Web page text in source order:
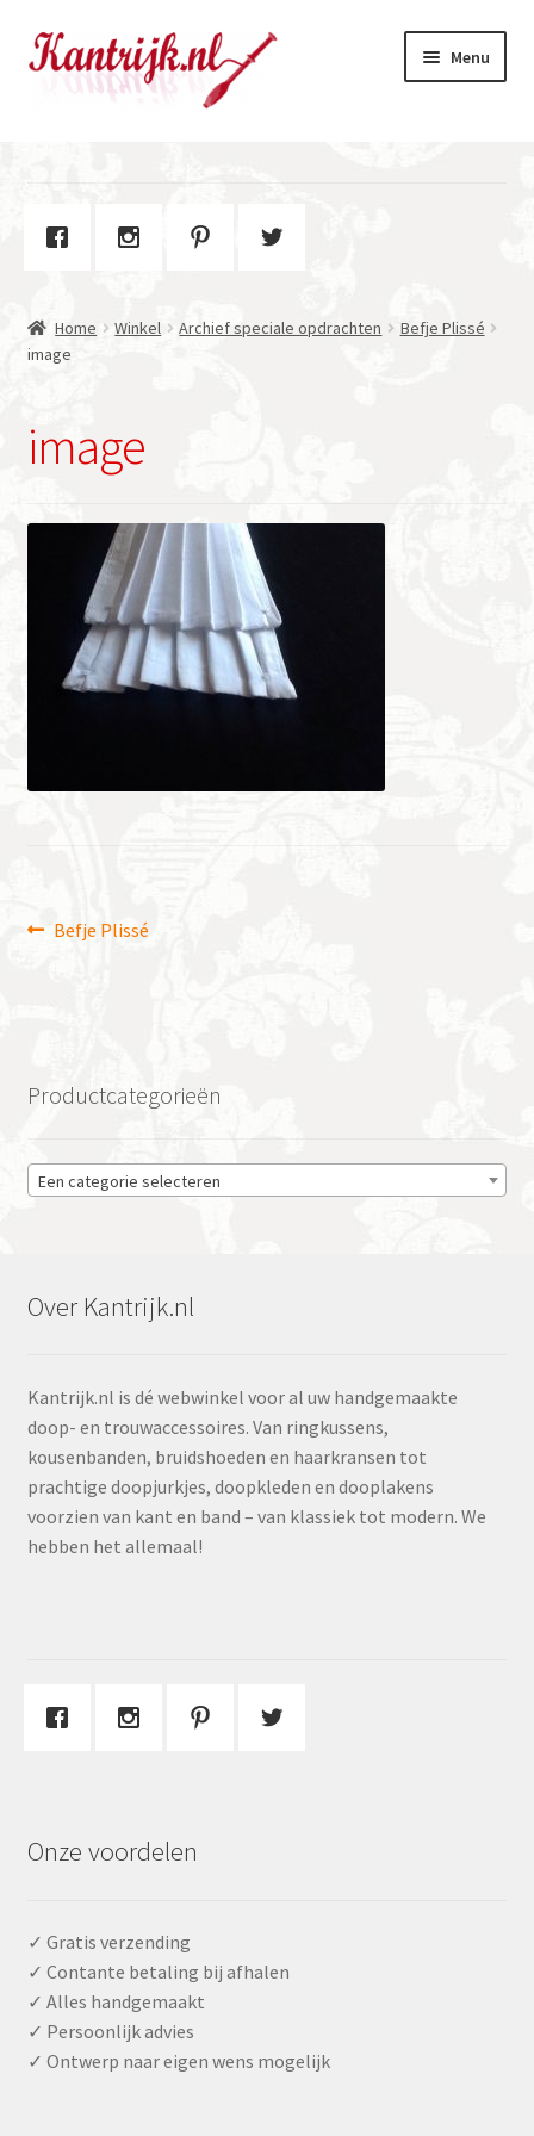
Ga
door
Ga
naar
Menu
Contact
Home Winkel Archief speciale opdrachten
Befje Plissé
image
image
Bericht
Vorig
Befje Plissé
Productcategorieën
Een categorie selecteren
Over Kantrijk.nl
Kantrijk.nl is dé webwinkel voor al uw handgemaakte
doop- en trouwaccessoires. Van ringkussens,
kousenbanden, bruidshoeden en haarkransen tot
prachtige doopjurkjes, doopkleden en dooplakens
voorzien van kant en band – van klassiek tot modern. We
hebben het allemaal!
Onze voordelen
✓ Gratis verzending
✓ Contante betaling bij afhalen
✓ Alles handgemaakt
✓ Persoonlijk advies
✓ Ontwerp naar eigen wens mogelijk